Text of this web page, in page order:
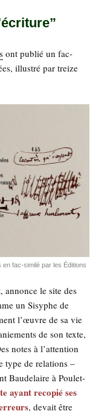
ont publié un fac-
illus­tré par treize
en fac-simi­lé par les Édi­tions
annonce le site des
un Sisyphe de
l’œuvre de sa vie
de son texte,
notes à l’attention
type de rela­tions –
Bau­de­laire à Pou­let-
ayant reco­pié ses
, devait être